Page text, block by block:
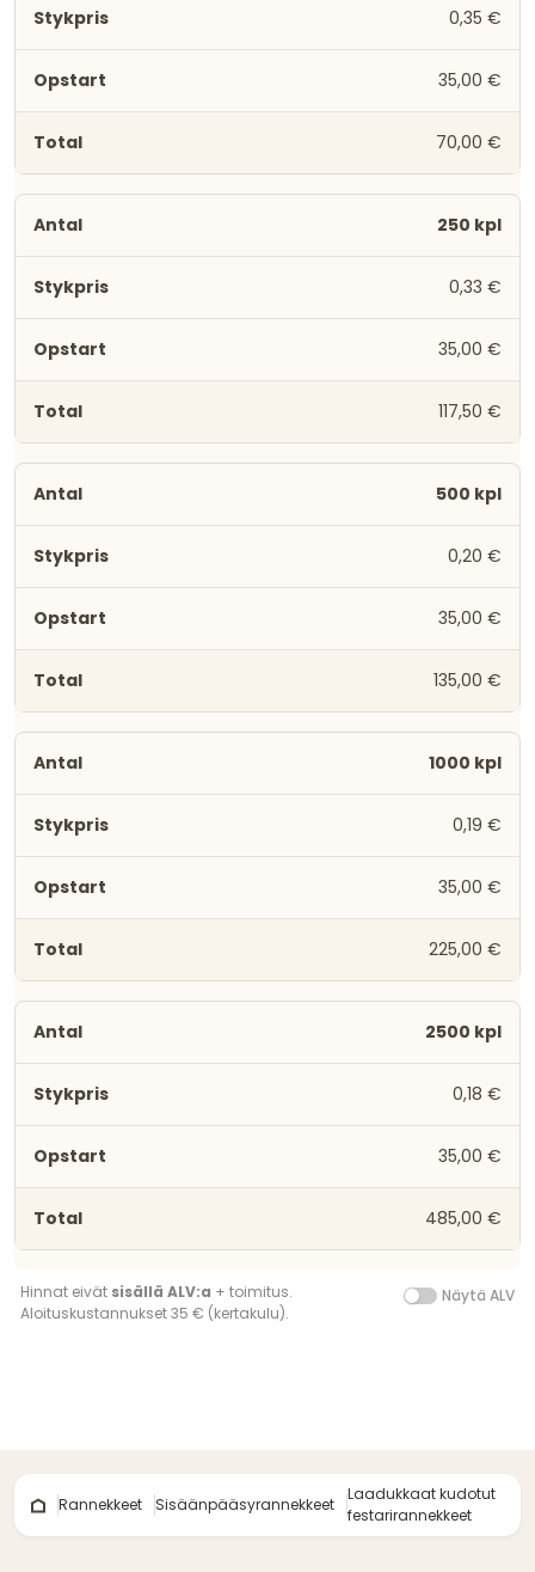
0,35 €
35,00 €
70,00 €
250 kpl
0,33 €
35,00 €
117,50 €
500 kpl
0,20 €
35,00 €
135,00 €
1000 kpl
0,19 €
35,00 €
225,00 €
2500 kpl
0,18 €
35,00 €
485,00 €
Hinnat eivät sisällä ALV:a + toimitus.
Aloituskustannukset 35 € (kertakulu).
Näytä ALV
Rannekkeet Sisäänpääsyrannekkeet
Laadukkaat kudotut
festarirannekkeet